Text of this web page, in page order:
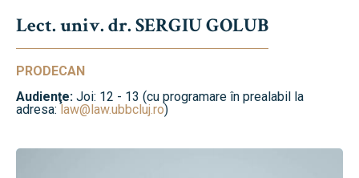
Lect. univ. dr. SERGIU GOLUB
PRODECAN
Audienţe: Joi: 12 - 13 (cu programare în prealabil la
adresa:law@law.ubbcluj.ro)